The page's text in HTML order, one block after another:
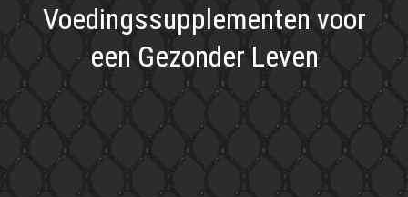
Voedingssupplementen voor
een Gezonder Leven